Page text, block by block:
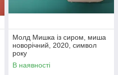
Молд Мишка із сиром, миша
новорічний, 2020, символ
року
В наявності